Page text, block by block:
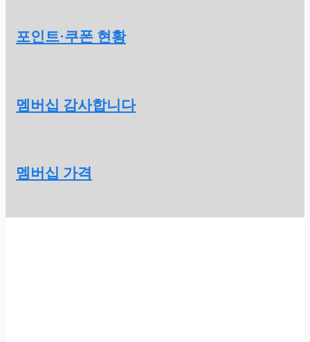
포인트·쿠폰 현황
멤버십 감사합니다
멤버십 가격